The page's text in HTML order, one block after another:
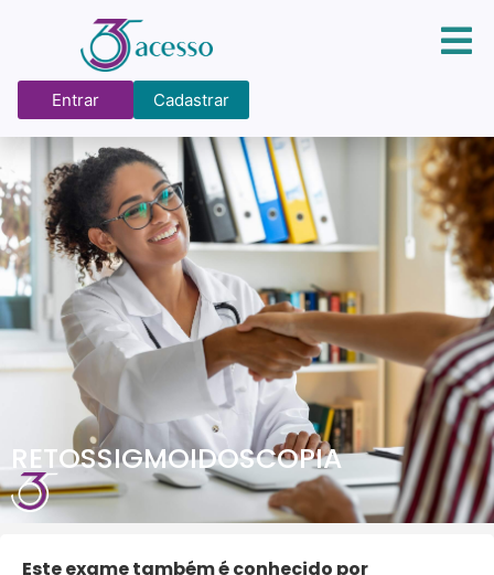
Entrar Cadastrar
RETOSSIGMOIDOSCOPIA
Este exame também é conhecido por